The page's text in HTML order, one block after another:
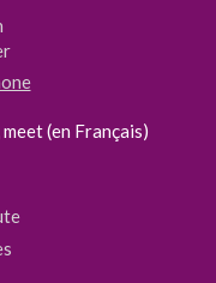
(en Français)